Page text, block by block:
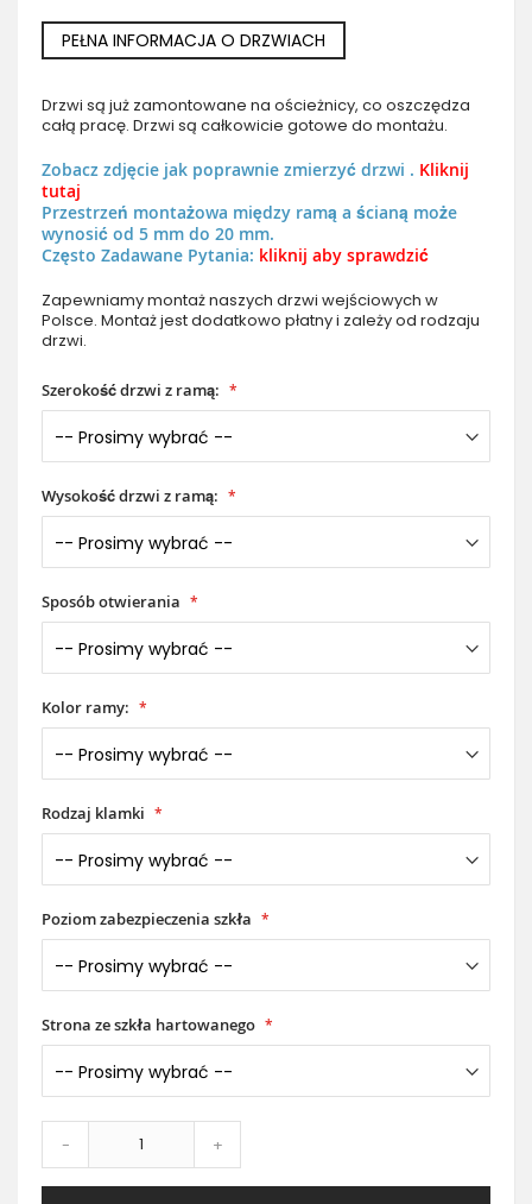
PEŁNA INFORMACJA O DRZWIACH
Drzwi są już zamontowane na ościeżnicy, co oszczędza
całą pracę. Drzwi są całkowicie gotowe do montażu.
Zobacz zdjęcie jak poprawnie zmierzyć drzwi . Kliknij
tutaj
Przestrzeń montażowa między ramą a ścianą może
wynosić od 5 mm do 20 mm.
Często Zadawane Pytania: kliknij aby sprawdzić
Zapewniamy montaż naszych drzwi wejściowych w
Polsce. Montaż jest dodatkowo płatny i zależy od rodzaju
drzwi.
Szerokość drzwi z ramą:
Wysokość drzwi z ramą:
Sposób otwierania
Kolor ramy:
Rodzaj klamki
Poziom zabezpieczenia szkła
Strona ze szkła hartowanego
- +